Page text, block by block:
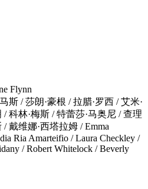
Flynn
斯 / 莎朗·豪根 / 拉腊·罗西 / 艾米·
科林·梅斯 / 特蕾莎·马奥尼 / 查理
戴维娜·西塔拉姆 / Emma
Ria Amarteifio / Laura Checkley /
/ Robert Whitelock / Beverly